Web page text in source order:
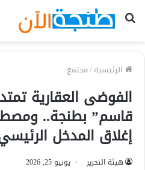
بحث
الرئيسية/مجتمع
الفوضى العقارية
قاسم” بطنجة..
إغلاق المدخل
هيئة التحرير يونيو 25, 2026